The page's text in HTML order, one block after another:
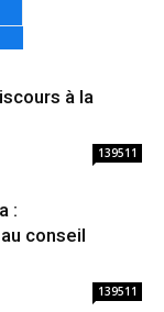
à la
139511
:
conseil
139511